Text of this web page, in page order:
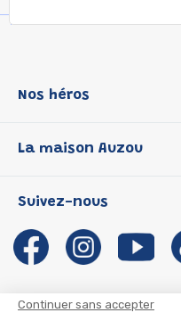
Continuer sans accepter
Nos héros
P'tit Loup
Les Influenceuses
Migali
Petite Taupe
La maison Auzou
Notre histoire
Auzou s'engage
Auteurs et illustrateurs
Suivez-nous